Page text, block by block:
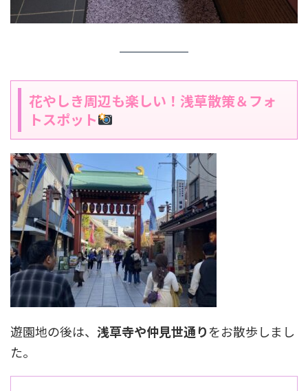
花やしき周辺も楽しい！浅草散策＆フォ
トスポット
遊園地の後は、 浅草寺や仲見世通りをお散歩しまし
た。